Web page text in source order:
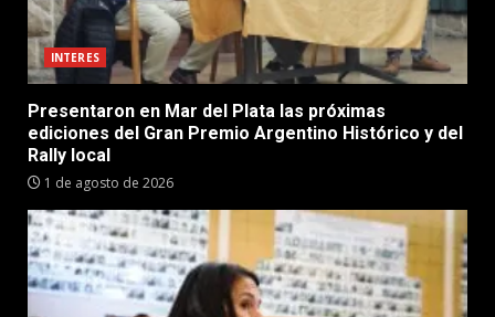
INTERES
Presentaron en Mar del Plata las próximas
ediciones del Gran Premio Argentino Histórico y del
Rally local
1 de agosto de 2026